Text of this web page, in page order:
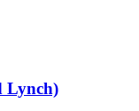
Lynch)